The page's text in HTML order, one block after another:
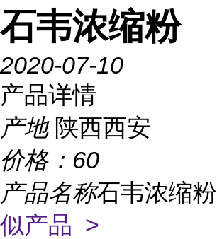
石韦浓缩粉
2020-07-10
产品详情
产地 陕西西安
价格： 60
产品名称石韦浓缩粉
似产品 >